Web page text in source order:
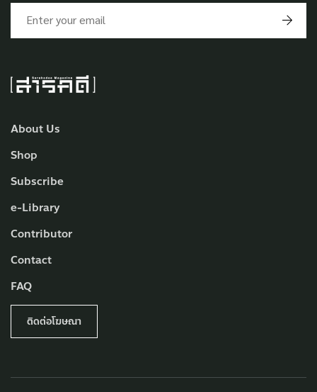
About Us
Shop
Subscribe
e-Library
Contributor
Contact
FAQ
ติดต่อโฆษณา